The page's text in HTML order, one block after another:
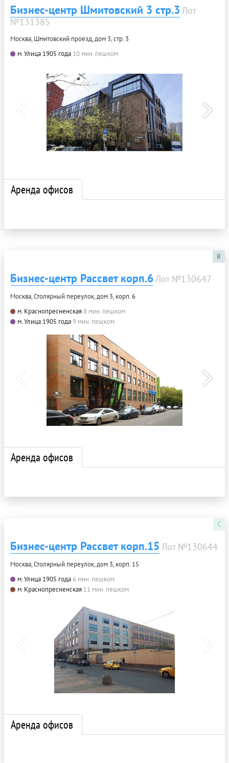
Бизнес-центр Шмитовский 3 стр.3 Лот
№131385
Москва, Шмитовский проезд, дом 3, стр. 3
м. Улица 1905 года 10 мин. пешком
Аренда офисов
B
Бизнес-центр Рассвет корп.6Лот №130647
Москва, Столярный переулок, дом 3, корп. 6
м. Краснопресненская 8 мин. пешком
м. Улица 1905 года9 мин. пешком
Аренда офисов
C
Бизнес-центр Рассвет корп.15 Лот №130644
Москва, Столярный переулок, дом 3, корп. 15
м. Улица 1905 года 6 мин. пешком
м. Краснопресненская 11 мин. пешком
Аренда офисов